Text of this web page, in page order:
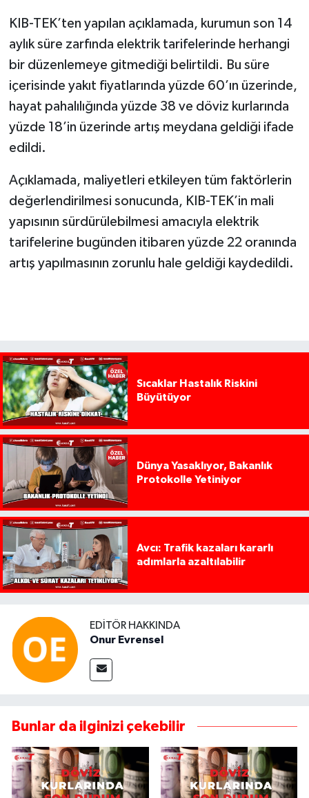
KIB-TEK’ten yapılan açıklamada, kurumun son 14
aylık süre zarfında elektrik tarifelerinde herhangi
bir düzenlemeye gitmediği belirtildi. Bu süre
içerisinde yakıt fiyatlarında yüzde 60’ın üzerinde,
hayat pahalılığında yüzde 38 ve döviz kurlarında
yüzde 18’in üzerinde artış meydana geldiği ifade
edildi.
Açıklamada, maliyetleri etkileyen tüm faktörlerin
değerlendirilmesi sonucunda, KIB-TEK’in mali
yapısının sürdürülebilmesi amacıyla elektrik
tarifelerine bugünden itibaren yüzde 22 oranında
artış yapılmasının zorunlu hale geldiği kaydedildi.
Sıcaklar Hastalık Riskini
Büyütüyor
Dünya Yasaklıyor, Bakanlık
Protokolle Yetiniyor
Avcı: Trafik kazaları kararlı
adımlarla azaltılabilir
EDITÖR HAKKINDA
Onur Evrensel
Bunlar da ilginizi çekebilir